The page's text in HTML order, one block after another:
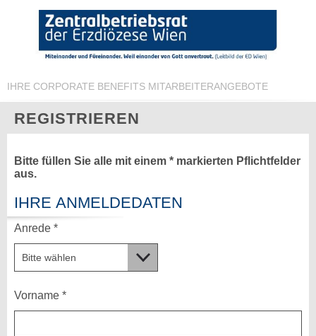
IHRE CORPORATE BENEFITS MITARBEITERANGEBOTE
REGISTRIEREN
Bitte füllen Sie alle mit einem * markierten Pflichtfelder
aus.
IHRE ANMELDEDATEN
Anrede *
Vorname *